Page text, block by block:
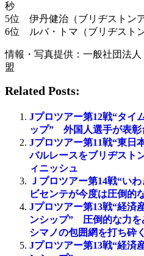
秒
5位 伊丹健治（ブリヂストン
6位 ルバ・トマ（ブリヂスト
情報・写真提供：一般社団法
盟
Related Posts:
Jプロツアー第12戦“タイ
ップ” 外国人選手が表彰
Jプロツアー第11戦“東
バルレースをブリヂスト
ィニッシュ
Ｊプロツアー第14戦“い
ビセンテが今度は圧倒的
Jプロツアー第13戦“経済
ンシップ” 圧倒的な力を
シマノの包囲網を打ち砕く
Jプロツアー第13戦“経済